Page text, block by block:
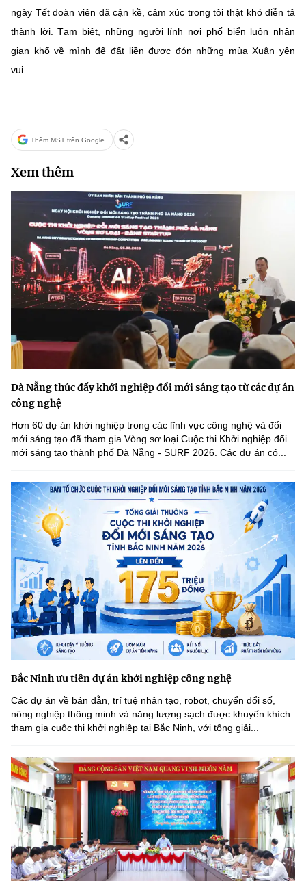
ngày Tết đoàn viên đã cận kề, cảm xúc trong tôi thật khó diễn tả
thành lời. Tạm biệt, những người lính nơi phố biển luôn nhận
gian khổ về mình để đất liền được đón những mùa Xuân yên
vui...
Thêm MST trên Google
Xem thêm
Đà Nẵng thúc đẩy khởi nghiệp đổi mới sáng tạo từ các dự án
công nghệ
Hơn 60 dự án khởi nghiệp trong các lĩnh vực công nghệ và đổi
mới sáng tạo đã tham gia Vòng sơ loại Cuộc thi Khởi nghiệp đổi
mới sáng tạo thành phố Đà Nẵng - SURF 2026. Các dự án có...
Bắc Ninh ưu tiên dự án khởi nghiệp công nghệ
Các dự án về bán dẫn, trí tuệ nhân tạo, robot, chuyển đổi số,
nông nghiệp thông minh và năng lượng sạch được khuyến khích
tham gia cuộc thi khởi nghiệp tại Bắc Ninh, với tổng giải...